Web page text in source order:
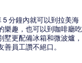
5 分鐘內就可以到拉美海
樂趣，也可以到咖啡廳吃
更配備冰箱和微波爐，
員工讚不絕口。